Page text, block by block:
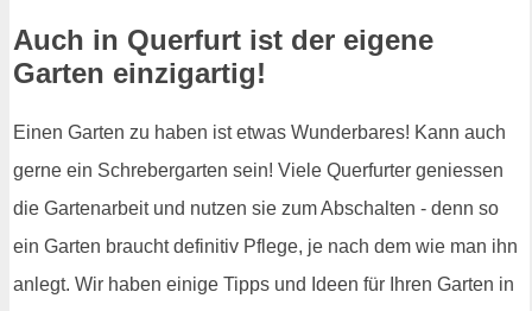
Auch in Querfurt ist der eigene
Garten einzigartig!
Einen Garten zu haben ist etwas Wunderbares! Kann auch
gerne ein Schrebergarten sein! Viele Querfurter geniessen
die Gartenarbeit und nutzen sie zum Abschalten - denn so
ein Garten braucht definitiv Pflege, je nach dem wie man ihn
anlegt. Wir haben einige Tipps und Ideen für Ihren Garten in